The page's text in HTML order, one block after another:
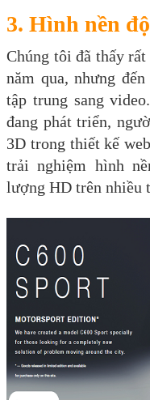
3. Hình nền
Chúng tôi đã thấy
năm qua, nhưng
tập trung sang
đang phát triển,
3D trong thiết kế
trải nghiệm hình
lượng HD trên nhiều